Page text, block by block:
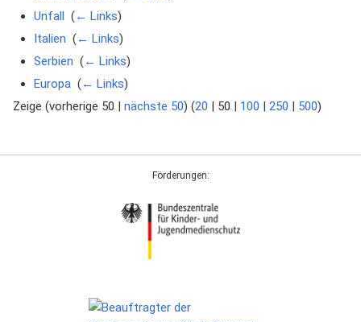
Unfall (← Links)
Italien (← Links)
Serbien (← Links)
Europa‎ (← Links)
Zeige (vorherige 50 | nächste 50) (20 | 50 | 100 | 250 | 500)
Förderungen: